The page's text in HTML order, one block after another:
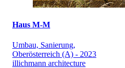
Haus M-M
Umbau, Sanierung,
Oberösterreich (A) - 2023
illichmann architecture